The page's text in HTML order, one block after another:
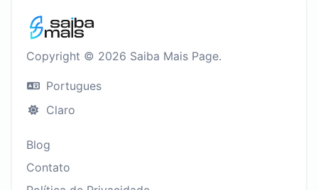
Copyright © 2026 Saiba Mais Page.
Portugues
Claro
Blog
Contato